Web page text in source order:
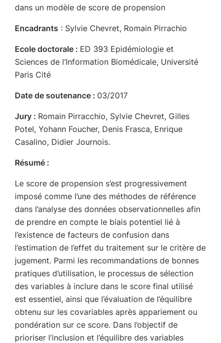
dans un modèle de score de propension
Encadrants : Sylvie Chevret, Romain Pirrachio
Ecole doctorale : ED 393 Epidémiologie et
Sciences de l’Information Biomédicale, Université
Paris Cité
Date de soutenance : 03/2017
Jury : Romain Pirracchio, Sylvie Chevret, Gilles
Potel, Yohann Foucher, Denis Frasca, Enrique
Casalino, Didier Journois.
Résumé :
Le score de propension s’est progressivement
imposé comme l’une des méthodes de référence
dans l’analyse des données observationnelles afin
de prendre en compte le biais potentiel lié à
l’existence de facteurs de confusion dans
l’estimation de l’effet du traitement sur le critère de
jugement. Parmi les recommandations de bonnes
pratiques d’utilisation, le processus de sélection
des variables à inclure dans le score final utilisé
est essentiel, ainsi que l’évaluation de l’équilibre
obtenu sur les covariables après appariement ou
pondération sur ce score. Dans l’objectif de
prioriser l’inclusion et l’équilibre des variables